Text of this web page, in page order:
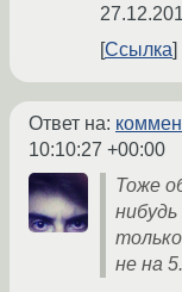
Ссылка
Ответ на:
10:10:27 +00:00
Тоже
не на 5.